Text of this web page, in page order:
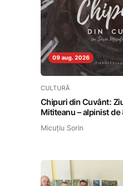
09 aug. 2026
CULTURĂ
Chipuri din Cuvânt:
Mititeanu – alpinist de
Micuțiu Sorin